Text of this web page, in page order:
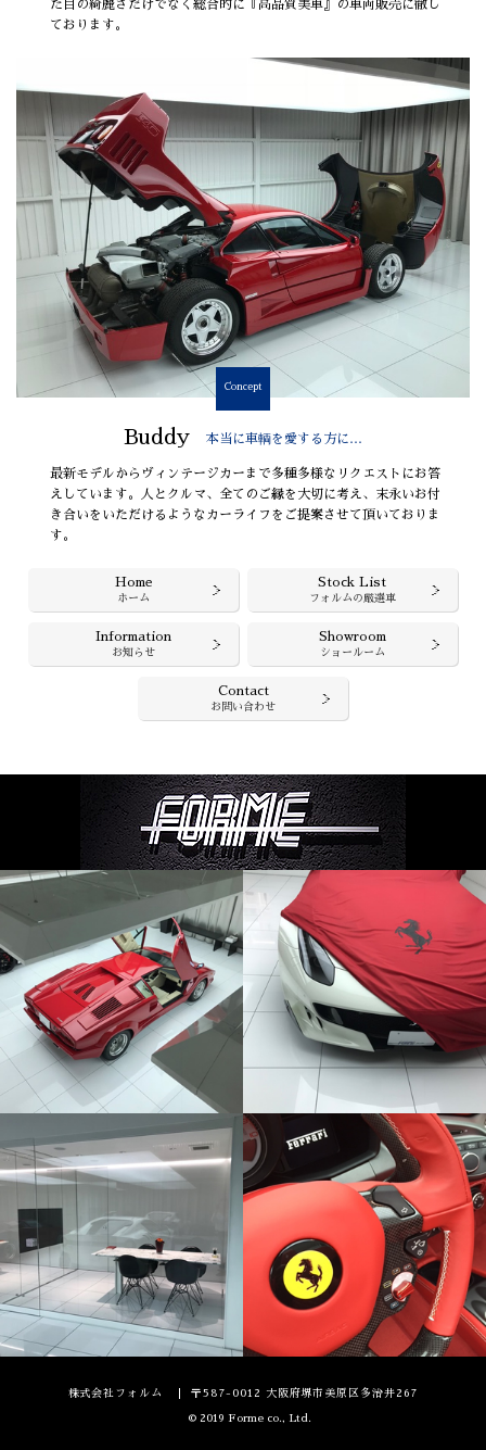
た目の綺麗さだけでなく総合的に『高品質美車』の車両販売に徹し
ております。
Concept
Buddy 本当に車輌を愛する方に…
最新モデルからヴィンテージカーまで多種多様なリクエストにお答
えしています。人とクルマ、全てのご縁を大切に考え、末永いお付
き合いをいただけるようなカーライフをご提案させて頂いておりま
す。
Home
ホーム
Stock List
フォルムの厳選車
Information
お知らせ
Showroom
ショールーム
Contact
お問い合わせ
株式会社フォルム 〒587-0012 大阪府堺市美原区多治井267
© 2019 Forme co., Ltd.